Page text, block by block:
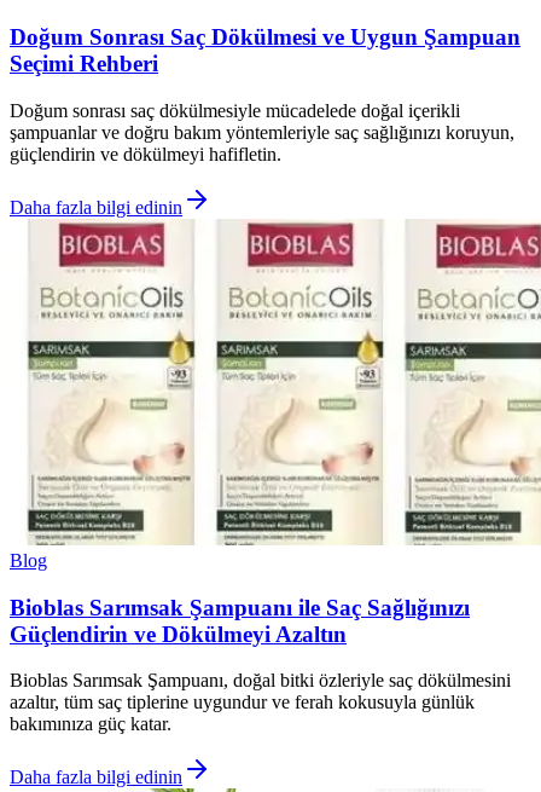
Doğum Sonrası Saç Dökülmesi ve Uygun Şampuan
Seçimi Rehberi
Doğum sonrası saç dökülmesiyle mücadelede doğal içerikli
şampuanlar ve doğru bakım yöntemleriyle saç sağlığınızı koruyun,
güçlendirin ve dökülmeyi hafifletin.
Daha fazla bilgi edinin
Blog
Bioblas Sarımsak Şampuanı ile Saç Sağlığınızı
Güçlendirin ve Dökülmeyi Azaltın
Bioblas Sarımsak Şampuanı, doğal bitki özleriyle saç dökülmesini
azaltır, tüm saç tiplerine uygundur ve ferah kokusuyla günlük
bakımınıza güç katar.
Daha fazla bilgi edinin